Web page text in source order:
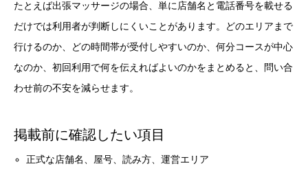
たとえば出張マッサージの場合、単に店舗名と電話番号を載せる
だけでは利用者が判断しにくいことがあります。どのエリアまで
行けるのか、どの時間帯が受付しやすいのか、何分コースが中心
なのか、初回利用で何を伝えればよいのかをまとめると、問い合
わせ前の不安を減らせます。
掲載前に確認したい項目
正式な店舗名、屋号、読み方、運営エリア